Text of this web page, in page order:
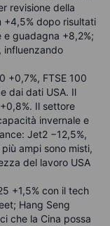
revisione della
+4,5% dopo risultati
e guadagna +8,2%;
influenzando
+0,7%, FTSE 100
dai dati USA. Il
Il settore
invernale e
Jet2 −12,5%,
ampi sono misti,
del lavoro USA
+1,5% con il tech
Hang Seng
che la Cina possa